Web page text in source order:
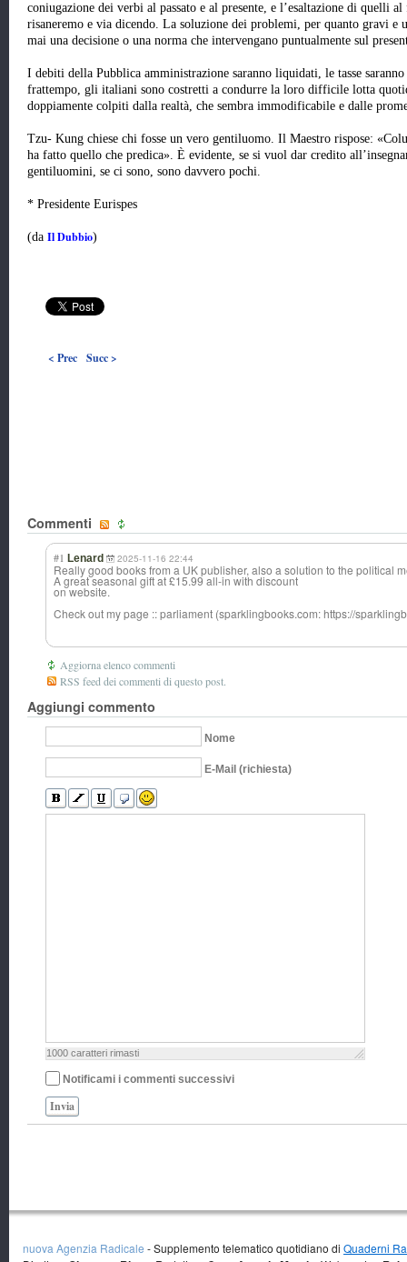
coniugazione dei verbi al passato e al presente, e l’esaltazione di quelli
risaneremo e via dicendo. La soluzione dei problemi, per quanto gravi
mai una decisione o una norma che intervengano puntualmente sul
I debiti della Pubblica amministrazione saranno liquidati, le tasse
frattempo, gli italiani sono costretti a condurre la loro difficile lotta
doppiamente colpiti dalla realtà, che sembra immodificabile e dalle
Tzu- Kung chiese chi fosse un vero gentiluomo. Il Maestro rispose:
ha fatto quello che predica». È evidente, se si vuol dar credito
gentiluomini, se ci sono, sono davvero pochi.
* Presidente Eurispes
(da Il Dubbio)
< Prec Succ >
Commenti
#1 Lenard 2025-11-16 22:44
Really good books from a UK publisher, also a solution to the political
A great seasonal gift at £15.99 all-in with discount
on website.
Check out my page :: parliament (sparklingbooks.com: https://
Aggiorna elenco commenti
RSS feed dei commenti di questo post.
Aggiungi commento
Nome
E-Mail (richiesta)
1000 caratteri rimasti
Notificami i commenti successivi
Invia
nuova Agenzia Radicale - Supplemento telematico quotidiano di Quaderni